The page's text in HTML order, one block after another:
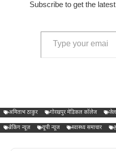
Subscribe to get the
Type your email…
अमिताभ ठाकुर गोरखपुर मेडिकल कॉलेज
ब्रेकिंग न्यूज़ यूपी न्यूज स्वास्थ्य समाचार